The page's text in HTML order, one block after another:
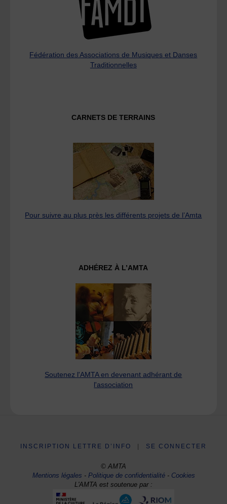
Fédération des Associations de Musiques et Danses
Traditionnelles
CARNETS DE TERRAINS
Pour suivre au plus près les différents projets de l’Amta
ADHÉREZ À L’AMTA
Soutenez l'AMTA en devenant adhérant de
l'association
INSCRIPTION LETTRE D’INFO SE CONNECTER
© AMTA
Mentions légales -Politique de confidentialité- Cookies
L'AMTA est soutenue par :